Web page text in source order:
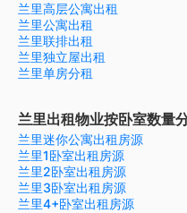
兰里高层公寓出租
兰里公寓出租
兰里联排出租
兰里独立屋出租
兰里单房分租
兰里出租物业按卧室数量
兰里迷你公寓出租房源
兰里1卧室出租房源
兰里2卧室出租房源
兰里3卧室出租房源
兰里4+卧室出租房源